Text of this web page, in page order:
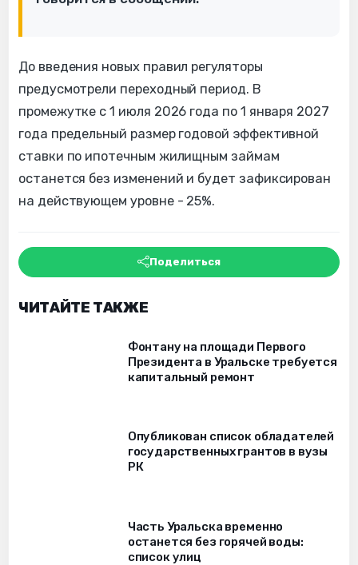
До введения новых правил регуляторы
предусмотрели переходный период. В
промежутке с 1 июля 2026 года по 1 января 2027
года предельный размер годовой эффективной
ставки по ипотечным жилищным займам
останется без изменений и будет зафиксирован
на действующем уровне - 25%.
Поделиться
ЧИТАЙТЕ ТАКЖЕ
Фонтану на площади Первого
Президента в Уральске требуется
капитальный ремонт
Опубликован список обладателей
государственных грантов в вузы
РК
Часть Уральска временно
останется без горячей воды:
список улиц